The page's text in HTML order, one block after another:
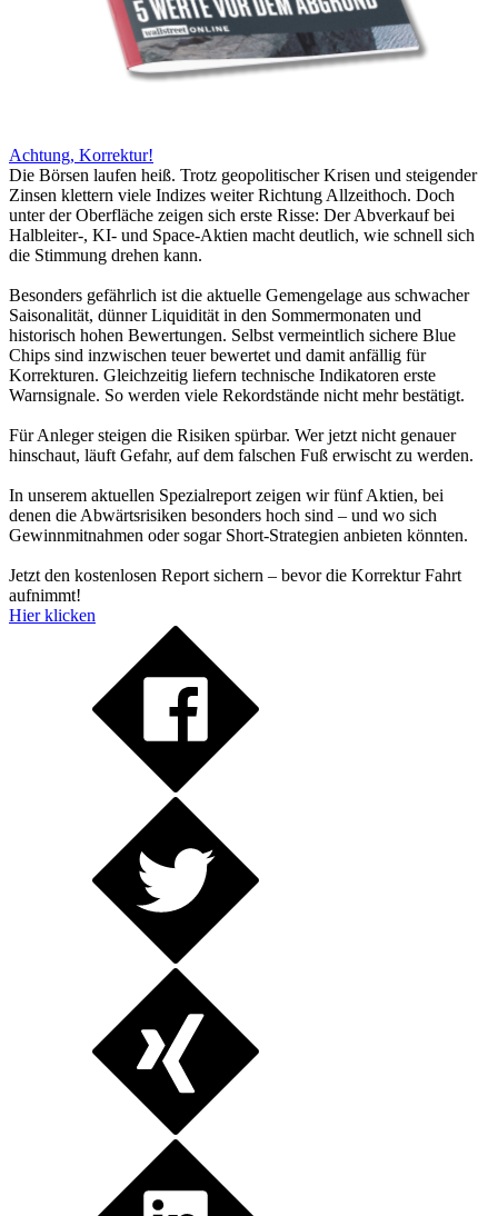
Achtung, Korrektur!
Die Börsen laufen heiß. Trotz geopolitischer Krisen und steigender
Zinsen klettern viele Indizes weiter Richtung Allzeithoch. Doch
unter der Oberfläche zeigen sich erste Risse: Der Abverkauf bei
Halbleiter-, KI- und Space-Aktien macht deutlich, wie schnell sich
die Stimmung drehen kann.
Besonders gefährlich ist die aktuelle Gemengelage aus schwacher
Saisonalität, dünner Liquidität in den Sommermonaten und
historisch hohen Bewertungen. Selbst vermeintlich sichere Blue
Chips sind inzwischen teuer bewertet und damit anfällig für
Korrekturen. Gleichzeitig liefern technische Indikatoren erste
Warnsignale. So werden viele Rekordstände nicht mehr bestätigt.
Für Anleger steigen die Risiken spürbar. Wer jetzt nicht genauer
hinschaut, läuft Gefahr, auf dem falschen Fuß erwischt zu werden.
In unserem aktuellen Spezialreport zeigen wir fünf Aktien, bei
denen die Abwärtsrisiken besonders hoch sind – und wo sich
Gewinnmitnahmen oder sogar Short-Strategien anbieten könnten.
Jetzt den kostenlosen Report sichern – bevor die Korrektur Fahrt
aufnimmt!
Hier klicken